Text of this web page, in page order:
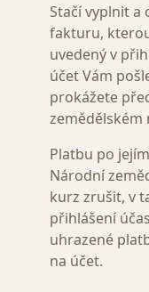
Stačí vyplnit a
fakturu,
uvedený v
účet Vám
prokážete
zemědělském
Platbu po
Národní
kurz zrušit, v
přihlášení
uhrazené
na účet.